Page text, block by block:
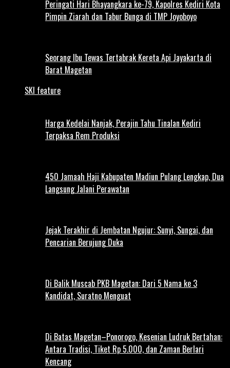
Peringati Hari Bhayangkara ke-79, Kapolres Kediri Kota
Pimpin Ziarah dan Tabur Bunga di TMP Joyoboyo
Seorang Ibu Tewas Tertabrak Kereta Api Jayakarta di
Barat Magetan
SKI feature
Harga Kedelai Nanjak, Perajin Tahu Tinalan Kediri
Terpaksa Rem Produksi
450 Jamaah Haji Kabupaten Madiun Pulang Lengkap, Dua
Langsung Jalani Perawatan
Jejak Terakhir di Jembatan Ngujur: Sunyi, Sungai, dan
Pencarian Berujung Duka
Di Balik Muscab PKB Magetan: Dari 5 Nama ke 3
Kandidat, Suratno Menguat
Di Batas Magetan–Ponorogo, Kesenian Ludruk Bertahan:
Antara Tradisi, Tiket Rp 5.000, dan Zaman Berlari
Kencang